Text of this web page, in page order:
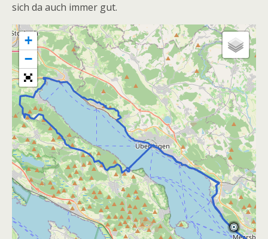
sich da auch immer gut.
+
−